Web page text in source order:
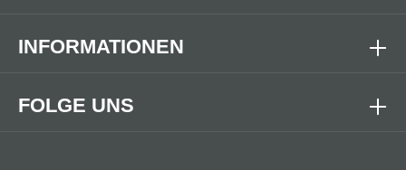
FOLGE UNS
INFORMATIONEN